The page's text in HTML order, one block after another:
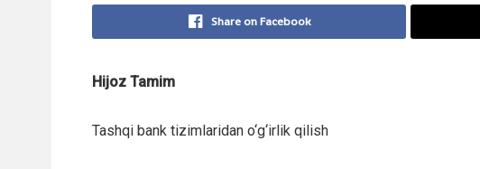
Share on Facebook
Hijoz Tamim
Tashqi bank tizimlaridan o‘g‘irlik qilish